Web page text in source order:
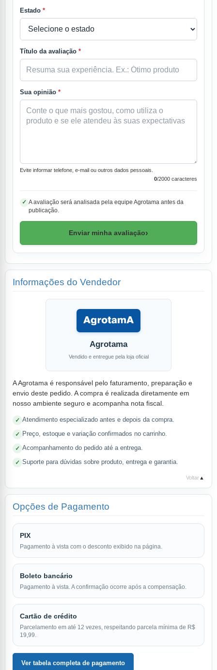
Estado *
Título da avaliação *
Sua opinião *
Evite informar telefone, e-mail ou outros dados pessoais.
0/2000 caracteres
✓ A avaliação será analisada pela equipe Agrotama antes da
publicação.
Enviar minha avaliação›
Informações do Vendedor
Agrotama
Vendido e entregue pela loja oficial
A Agrotama é responsável pelo faturamento, preparação e
envio deste pedido. A compra é realizada diretamente em
nosso ambiente seguro e acompanha nota fiscal.
Atendimento especializado antes e depois da compra.
Preço, estoque e variação confirmados no carrinho.
Acompanhamento do pedido até a entrega.
Suporte para dúvidas sobre produto, entrega e garantia.
Voltar ▲
Opções de Pagamento
PIX
Pagamento à vista com o desconto exibido na página.
Boleto bancário
Pagamento à vista. A confirmação ocorre após a compensação.
Cartão de crédito
Parcelamento em até 12 vezes, respeitando parcela mínima de R$
19,99.
Ver tabela completa de pagamento